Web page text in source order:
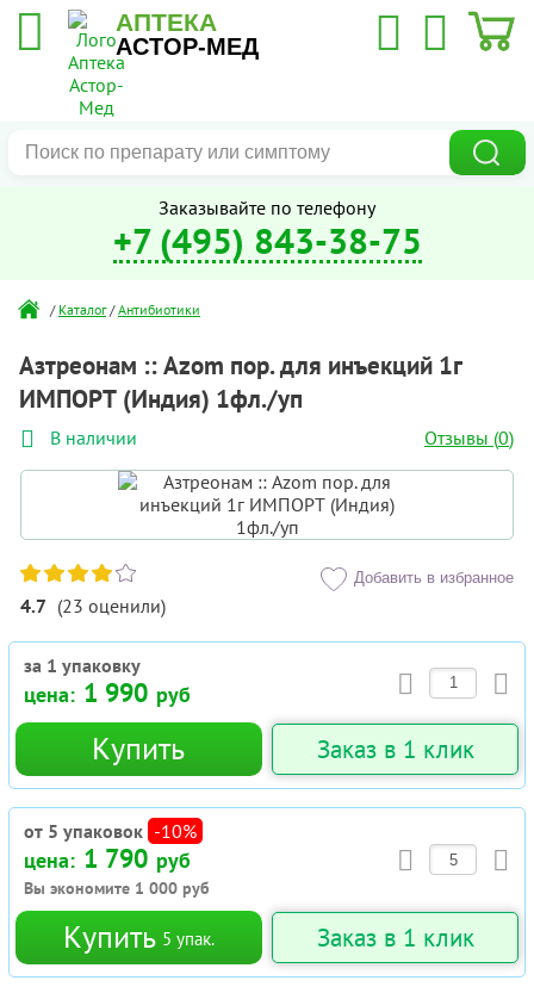
АПТЕКА
АСТОР-МЕД
Заказывайте по телефону
+7 (495) 843-38-75
/ Каталог /Антибиотики
Азтреонам :: Azom пор. для инъекций 1г
ИМПОРТ (Индия) 1фл./уп
В наличии Отзывы (0)
4.7 (23 оценили)
Добавить в избранное
за 1 упаковку
цена: 1 990 руб
Купить Заказ в 1 клик
от 5 упаковок -10%
цена: 1 790 руб
Вы экономите 1 000 руб
Купить 5 упак. Заказ в 1 клик